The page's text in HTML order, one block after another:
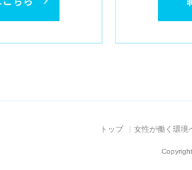
トップ 女性が働く環境